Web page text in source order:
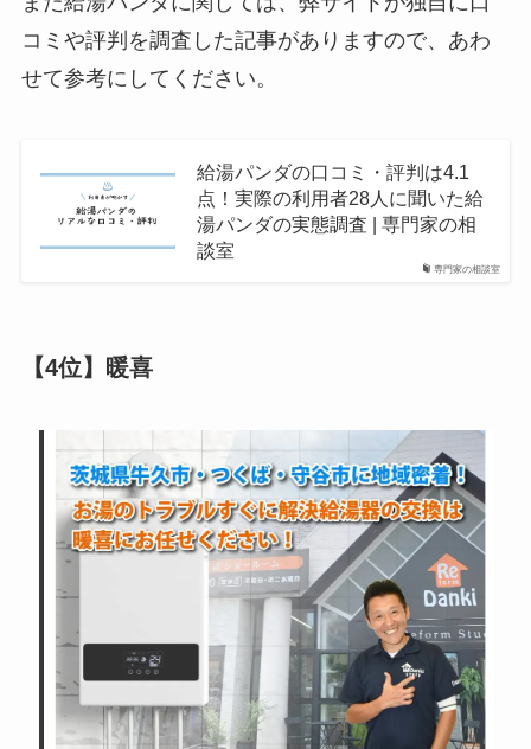
コミや評判を調査した記事がありますので、あわ
せて参考にしてください。
専門家の相談室
給湯パンダの口コミ・評判は4.1
点！実際の利用者28人に聞いた給
湯パンダの実態調査 | 専門家の相
談室
【4位】暖喜